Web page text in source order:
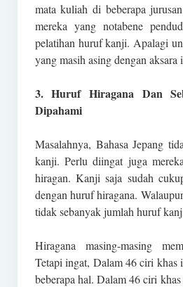
mata kuliah di beberapa
mereka yang notabene
pelatihan huruf kanji. Apalagi
yang masih asing dengan aksara
3. Huruf Hiragana Dan
Dipahami
Masalahnya, Bahasa Jepang
kanji. Perlu diingat juga
hiragan. Kanji saja sudah
dengan huruf hiragana.
tidak sebanyak jumlah huruf
Hiragana masing-masing
Tetapi ingat, Dalam 46 ciri khas
beberapa hal. Dalam 46 ciri